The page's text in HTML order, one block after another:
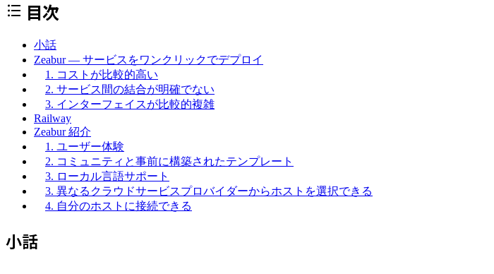
目次
小話
Zeabur — サービスをワンクリックでデプロイ
1. コストが比較的高い
2. サービス間の結合が明確でない
3. インターフェイスが比較的複雑
Railway
Zeabur 紹介
1. ユーザー体験
2. コミュニティと事前に構築されたテンプレート
3. ローカル言語サポート
3. 異なるクラウドサービスプロバイダーからホストを選択できる
4. 自分のホストに接続できる
小話